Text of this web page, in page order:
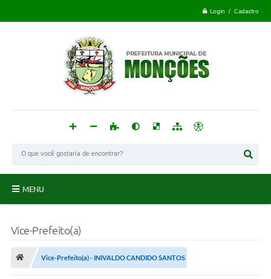
Login / Cadastro
MENU
Publicações
Vice-Prefeito(a)
Vice-Prefeito(a) - INIVALDO CANDIDO SANTOS